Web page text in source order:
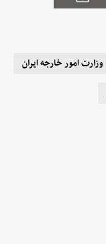
وزارت امور خارجه ایران